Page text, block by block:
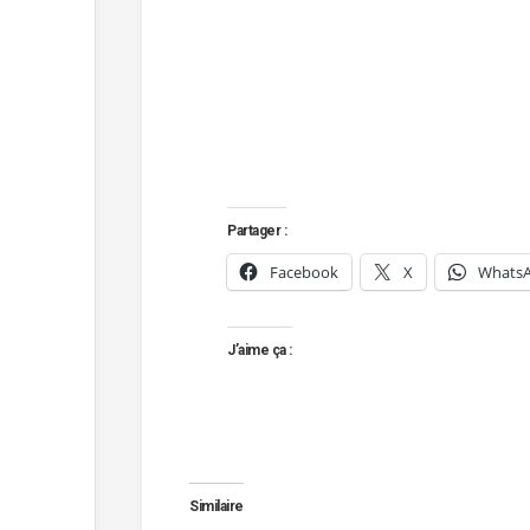
Partager :
Facebook X
J’aime ça :
Similaire